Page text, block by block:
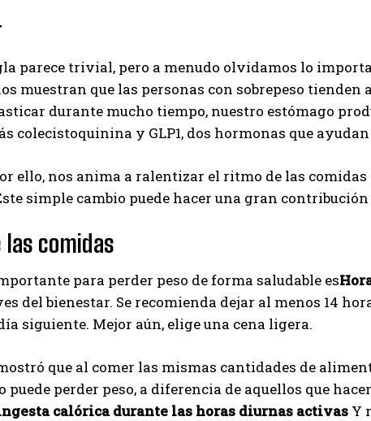
parece trivial, pero a menudo olvidamos lo
muestran que las personas con sobrepeso
durante mucho tiempo, nuestro estómago
colecistoquinina y GLP1, dos hormonas que
ello, nos anima a ralentizar el ritmo de las
simple cambio puede hacer una gran
las comidas
para perder peso de forma saludable es
del bienestar. Se recomienda dejar al menos 14
siguiente. Mejor aún, elige una cena ligera.
que al comer las mismas cantidades de
puede perder peso, a diferencia de aquellos que
calórica durante las horas diurnas activas Y